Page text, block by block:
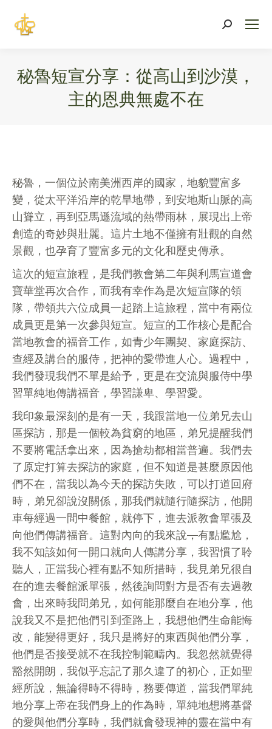
Search:
秘魯短宣分享：從高山到沙漠，
主的恩典無處不在
秘魯，一個位於南美洲西岸的國家，地貌豐富多
變，從太平洋沿岸的乾旱地帶，到安地斯山脈的高
山聳立，再到亞馬遜流域的熱帶雨林，展現出上帝
創造的奇妙與壯麗。這片土地不僅擁有壯觀的自然
景觀，也孕育了豐富多元的文化和歷史傳承。
這次的短宣旅程，是我們教會第二年與利馬宣道會
寶華堂再次合作，而我有幸作為是次短宣隊的領
隊，帶領共六位成員一起踏上這旅程，當中有兩位
成員更是第一次參與短宣。短宣的工作核心是配合
當地教會的福音工作，如青少年團契、家庭探訪、
查經及講台的服侍，把神的愛帶進人心。過程中，
我們發現我們不單是給予，更是在交流與服侍中學
習單純地傳講福音，學習謙卑、學習愛。
我印象最深刻的是有一天，我跟當地一位弟兄去山
區探訪，那是一個較為貧窮的地區，弟兄提醒我們
不要將電話拿出來，因為搶劫都相當普遍。我們去
了原定打算去探訪的家庭，但不知道是甚麼原因他
們不在，當我以為今天的探訪失敗，可以打道回府
時，弟兄卻說沒關係，那我們就隨行隨探訪，他開
車每經過一間中餐館，就停下，進去派教會單張及
向他們傳講福音。這對內向的我來說，有點尷尬，
我不知該如何一開口就向人傳講分享，我習慣了聆
聽人，正當我心裡有點不知所措時，我見弟兄很自
在的進去餐館派單張，然後詢問對方是否有去過教
會，出來時我問弟兄，如何能那麼自在地分享，他
說我又不是把他們引到歪路上，我想他們生命能悔
改，能變得更好，我只是將好的東西與他們分享，
他們是否接受就不在我控制範疇內。我忽然就覺得
豁然開朗，我似乎忘記了那久違了的初心，正如聖
經所說，無論得時不得時，務要傳道，當我們單純
地分享上帝在我們身上的作為時，單純地想將基督
的愛與他們分享時，我們就會發現神的靈在當中有